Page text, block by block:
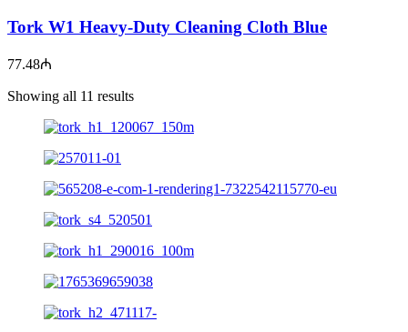
Tork W1 Heavy-Duty Cleaning Cloth Blue
77.48₼
Showing all 11 results